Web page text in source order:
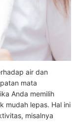
air dan
mata
Anda memilih
mudah lepas. Hal ini
misalnya